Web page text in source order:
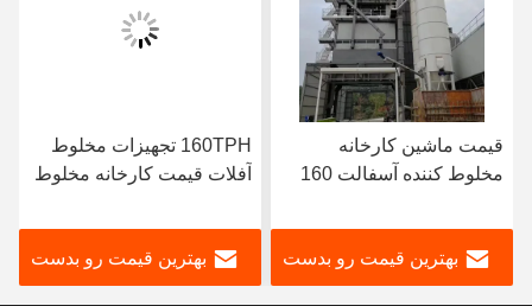
قیمت ماشین کارخانه
مخلوط کننده آسفالت 160
بهترین قیمت رو بدست
160TPH تجهیزات مخلوط
آفلات قیمت کارخانه مخلوط
بهترین قیمت رو بدست